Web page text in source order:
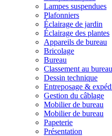
Lampes suspendues
Plafonniers
Éclairage de jardin
Éclairage des plantes
Appareils de bureau
Bricolage
Bureau
Classement au bureau
Dessin technique
Entreposage &
Gestion du câblage
Mobilier de bureau
Mobilier de bureau
Papeterie
Présentation